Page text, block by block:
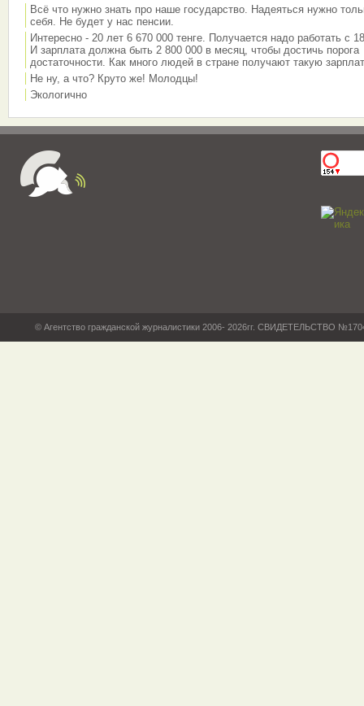
Всё что нужно знать про наше государство. Надеяться нужно
себя. Не будет у нас пенсии.
Интересно - 20 лет 6 670 000 тенге. Получается надо работать с
И зарплата должна быть 2 800 000 в месяц, чтобы достичь порога
достаточности. Как много людей в стране получают такую
Не ну, а что? Круто же! Молодцы!
Экологично
© Агентство гражданской журналистики 2006- 2026гг. СВИДЕТЕЛЬСТВО